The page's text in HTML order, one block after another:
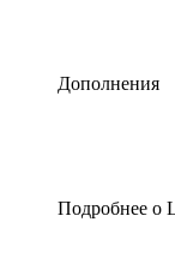
Дополнения
Подробнее о